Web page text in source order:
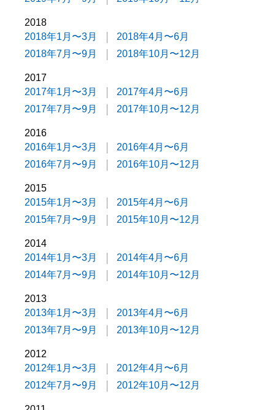
2018
2018年1月〜3月
2018年4月〜6月
2018年7月〜9月
2018年10月〜12月
2017
2017年1月〜3月
2017年4月〜6月
2017年7月〜9月
2017年10月〜12月
2016
2016年1月〜3月
2016年4月〜6月
2016年7月〜9月
2016年10月〜12月
2015
2015年1月〜3月
2015年4月〜6月
2015年7月〜9月
2015年10月〜12月
2014
2014年1月〜3月
2014年4月〜6月
2014年7月〜9月
2014年10月〜12月
2013
2013年1月〜3月
2013年4月〜6月
2013年7月〜9月
2013年10月〜12月
2012
2012年1月〜3月
2012年4月〜6月
2012年7月〜9月
2012年10月〜12月